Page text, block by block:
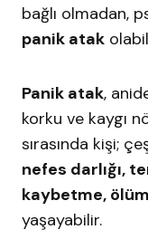
bağlı olmadan,
panik atak
Panik atak,
korku ve kaygı
sırasında kişi;
nefes darlığı,
kaybetme,
yaşayabilir.